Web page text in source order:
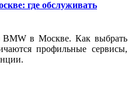
где обслуживать
в Москве. Как выбрать
профильные сервисы,